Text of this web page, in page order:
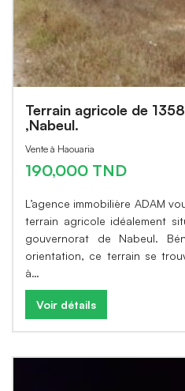
Terrain agricole de
,Nabeul.
Vente à Haouaria
190,000 TND
L’agence immobilière ADAM
terrain agricole idéalement
gouvernorat de Nabeul.
orientation, ce terrain se
à…
Voir détails